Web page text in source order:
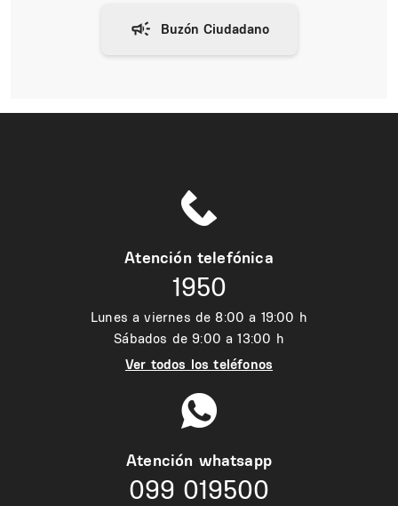
Atención telefónica
1950
Lunes a viernes de 8:00 a 19:00 h
Sábados de 9:00 a 13:00 h
Ver todos los teléfonos
Atención whatsapp
099 019500